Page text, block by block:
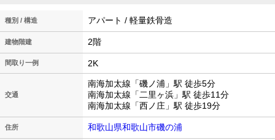
種別 / 構造 アパート / 軽量鉄骨造
建物階建 2階
間取り一例 2K
交通
南海加太線「磯ノ浦」駅 徒歩5分
南海加太線「二里ヶ浜」駅 徒歩11分
南海加太線「西ノ庄」駅 徒歩19分
住所 和歌山県和歌山市磯の浦